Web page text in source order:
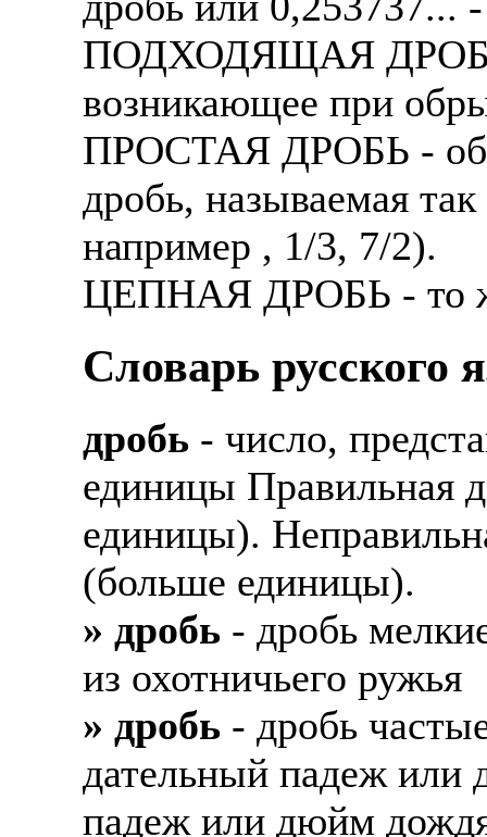
ПОДХОДЯЩАЯ ДРОБЬ
возникающее при
ПРОСТАЯ ДРОБЬ -
дробь, называемая
например , 1/3, 7/2).
ЦЕПНАЯ ДРОБЬ - то
Словарь
дробь - число,
единицы Правильная
единицы).
(больше единицы).
» дробь - дробь
из охотничьего ружья
» дробь - дробь
дательный падеж или
падеж или дюйм